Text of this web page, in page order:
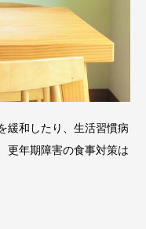
緩和したり、生活習慣病
更年期障害の食事対策は